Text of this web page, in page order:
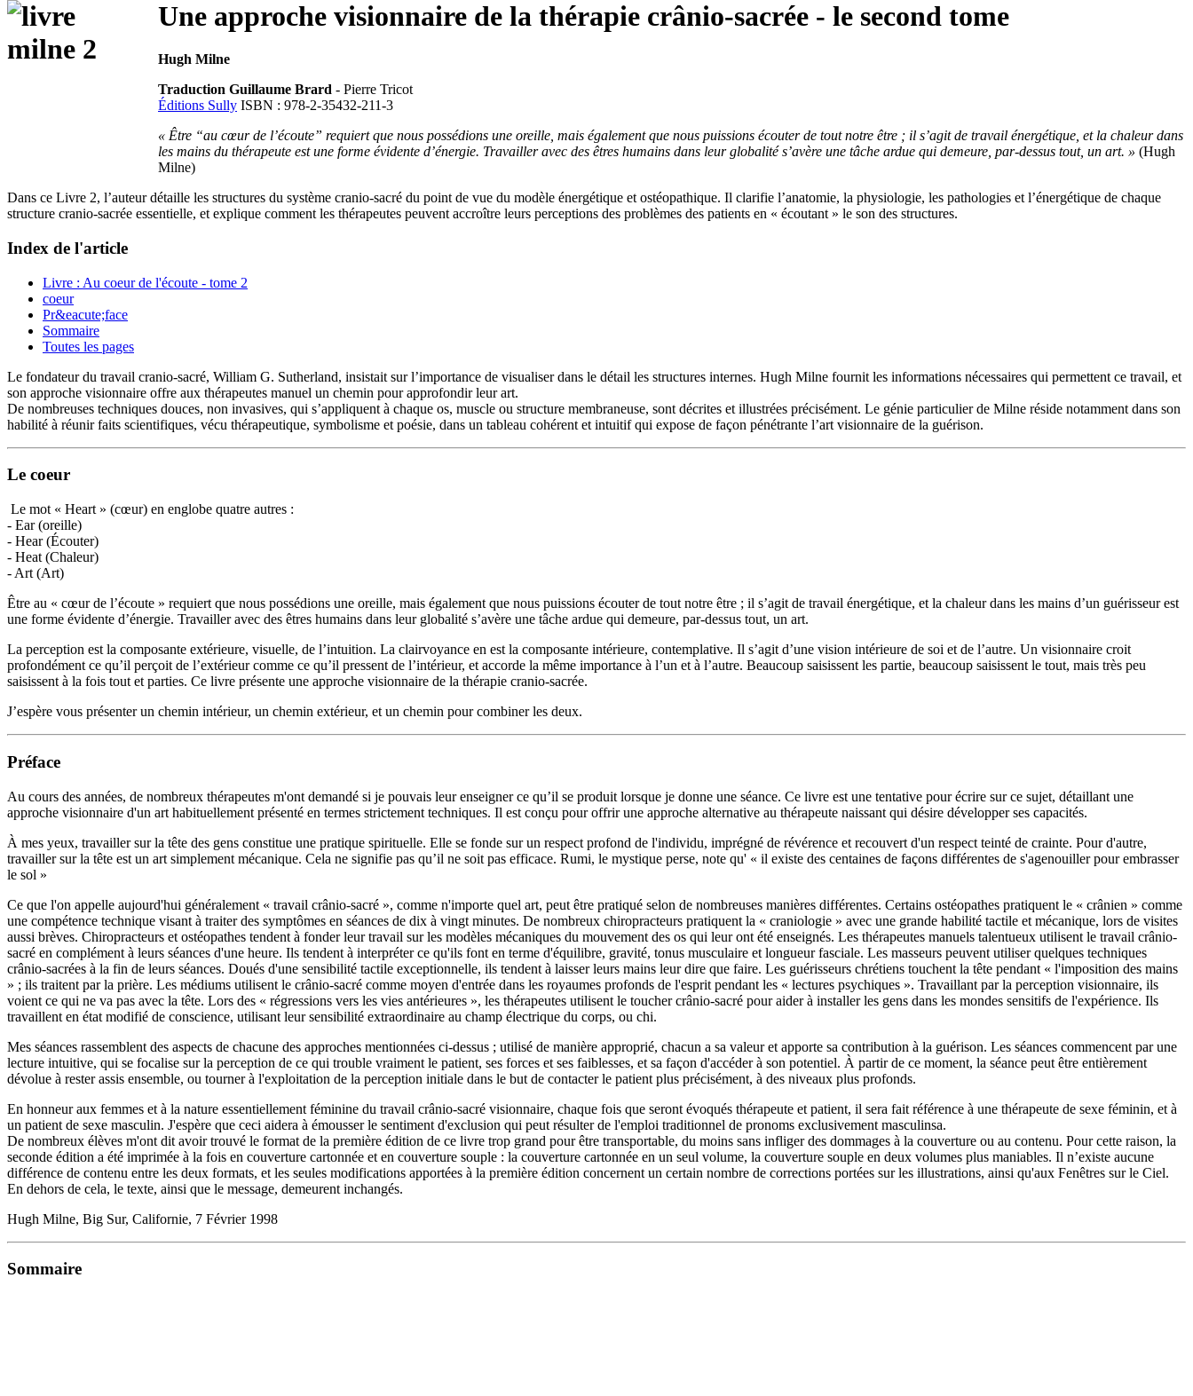
Une approche visionnaire de la thérapie crânio-sacrée - le second tome
Hugh Milne
Traduction Guillaume Brard - Pierre Tricot
Éditions Sully ISBN : 978-2-35432-211-3
« Être “au cœur de l’écoute” requiert que nous possédions une oreille, mais également que nous puissions écouter de tout notre être ; il s’agit de travail énergétique, et la chaleur dans
les mains du thérapeute est une forme évidente d’énergie. Travailler avec des êtres humains dans leur globalité s’avère une tâche ardue qui demeure, par-dessus tout, un art. » (Hugh
Milne)
Dans ce Livre 2, l’auteur détaille les structures du système cranio-sacré du point de vue du modèle énergétique et ostéopathique. Il clarifie l’anatomie, la physiologie, les pathologies et l’énergétique de chaque
structure cranio-sacrée essentielle, et explique comment les thérapeutes peuvent accroître leurs perceptions des problèmes des patients en « écoutant » le son des structures.
Index de l'article
Livre : Au coeur de l'écoute - tome 2
coeur
Pr&eacute;face
Sommaire
Toutes les pages
Le fondateur du travail cranio-sacré, William G. Sutherland, insistait sur l’importance de visualiser dans le détail les structures internes. Hugh Milne fournit les informations nécessaires qui permettent ce travail, et
son approche visionnaire offre aux thérapeutes manuel un chemin pour approfondir leur art.
De nombreuses techniques douces, non invasives, qui s’appliquent à chaque os, muscle ou structure membraneuse, sont décrites et illustrées précisément. Le génie particulier de Milne réside notamment dans son
habilité à réunir faits scientifiques, vécu thérapeutique, symbolisme et poésie, dans un tableau cohérent et intuitif qui expose de façon pénétrante l’art visionnaire de la guérison.
Le coeur
Le mot « Heart » (cœur) en englobe quatre autres :
- Ear (oreille)
- Hear (Écouter)
- Heat (Chaleur)
- Art (Art)
Être au « cœur de l’écoute » requiert que nous possédions une oreille, mais également que nous puissions écouter de tout notre être ; il s’agit de travail énergétique, et la chaleur dans les mains d’un guérisseur est
une forme évidente d’énergie. Travailler avec des êtres humains dans leur globalité s’avère une tâche ardue qui demeure, par-dessus tout, un art.
La perception est la composante extérieure, visuelle, de l’intuition. La clairvoyance en est la composante intérieure, contemplative. Il s’agit d’une vision intérieure de soi et de l’autre. Un visionnaire croit
profondément ce qu’il perçoit de l’extérieur comme ce qu’il pressent de l’intérieur, et accorde la même importance à l’un et à l’autre. Beaucoup saisissent les partie, beaucoup saisissent le tout, mais très peu
saisissent à la fois tout et parties. Ce livre présente une approche visionnaire de la thérapie cranio-sacrée.
J’espère vous présenter un chemin intérieur, un chemin extérieur, et un chemin pour combiner les deux.
Préface
Au cours des années, de nombreux thérapeutes m'ont demandé si je pouvais leur enseigner ce qu’il se produit lorsque je donne une séance. Ce livre est une tentative pour écrire sur ce sujet, détaillant une
approche visionnaire d'un art habituellement présenté en termes strictement techniques. Il est conçu pour offrir une approche alternative au thérapeute naissant qui désire développer ses capacités.
À mes yeux, travailler sur la tête des gens constitue une pratique spirituelle. Elle se fonde sur un respect profond de l'individu, imprégné de révérence et recouvert d'un respect teinté de crainte. Pour d'autre,
travailler sur la tête est un art simplement mécanique. Cela ne signifie pas qu’il ne soit pas efficace. Rumi, le mystique perse, note qu' « il existe des centaines de façons différentes de s'agenouiller pour embrasser
le sol »
Ce que l'on appelle aujourd'hui généralement « travail crânio-sacré », comme n'importe quel art, peut être pratiqué selon de nombreuses manières différentes. Certains ostéopathes pratiquent le « crânien » comme
une compétence technique visant à traiter des symptômes en séances de dix à vingt minutes. De nombreux chiropracteurs pratiquent la « craniologie » avec une grande habilité tactile et mécanique, lors de visites
aussi brèves. Chiropracteurs et ostéopathes tendent à fonder leur travail sur les modèles mécaniques du mouvement des os qui leur ont été enseignés. Les thérapeutes manuels talentueux utilisent le travail crânio-
sacré en complément à leurs séances d'une heure. Ils tendent à interpréter ce qu'ils font en terme d'équilibre, gravité, tonus musculaire et longueur fasciale. Les masseurs peuvent utiliser quelques techniques
crânio-sacrées à la fin de leurs séances. Doués d'une sensibilité tactile exceptionnelle, ils tendent à laisser leurs mains leur dire que faire. Les guérisseurs chrétiens touchent la tête pendant « l'imposition des mains
» ; ils traitent par la prière. Les médiums utilisent le crânio-sacré comme moyen d'entrée dans les royaumes profonds de l'esprit pendant les « lectures psychiques ». Travaillant par la perception visionnaire, ils
voient ce qui ne va pas avec la tête. Lors des « régressions vers les vies antérieures », les thérapeutes utilisent le toucher crânio-sacré pour aider à installer les gens dans les mondes sensitifs de l'expérience. Ils
travaillent en état modifié de conscience, utilisant leur sensibilité extraordinaire au champ électrique du corps, ou chi.
Mes séances rassemblent des aspects de chacune des approches mentionnées ci-dessus ; utilisé de manière approprié, chacun a sa valeur et apporte sa contribution à la guérison. Les séances commencent par une
lecture intuitive, qui se focalise sur la perception de ce qui trouble vraiment le patient, ses forces et ses faiblesses, et sa façon d'accéder à son potentiel. À partir de ce moment, la séance peut être entièrement
dévolue à rester assis ensemble, ou tourner à l'exploitation de la perception initiale dans le but de contacter le patient plus précisément, à des niveaux plus profonds.
En honneur aux femmes et à la nature essentiellement féminine du travail crânio-sacré visionnaire, chaque fois que seront évoqués thérapeute et patient, il sera fait référence à une thérapeute de sexe féminin, et à
un patient de sexe masculin. J'espère que ceci aidera à émousser le sentiment d'exclusion qui peut résulter de l'emploi traditionnel de pronoms exclusivement masculinsa.
De nombreux élèves m'ont dit avoir trouvé le format de la première édition de ce livre trop grand pour être transportable, du moins sans infliger des dommages à la couverture ou au contenu. Pour cette raison, la
seconde édition a été imprimée à la fois en couverture cartonnée et en couverture souple : la couverture cartonnée en un seul volume, la couverture souple en deux volumes plus maniables. Il n’existe aucune
différence de contenu entre les deux formats, et les seules modifications apportées à la première édition concernent un certain nombre de corrections portées sur les illustrations, ainsi qu'aux Fenêtres sur le Ciel.
En dehors de cela, le texte, ainsi que le message, demeurent inchangés.
Hugh Milne, Big Sur, Californie, 7 Février 1998
Sommaire